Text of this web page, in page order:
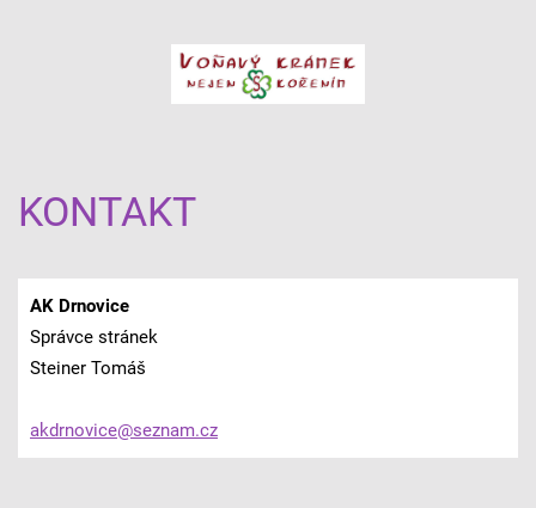
KONTAKT
AK Drnovice
Správce stránek
Steiner Tomáš
akdrnovice@seznam.cz